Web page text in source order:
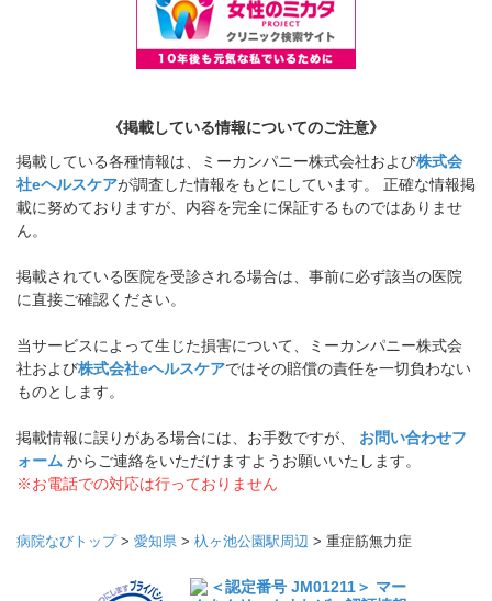
《掲載している情報についてのご注意》
掲載している各種情報は、ミーカンパニー株式会社および株式会
社eヘルスケアが調査した情報をもとにしています。 正確な情報掲
載に努めておりますが、内容を完全に保証するものではありませ
ん。
掲載されている医院を受診される場合は、事前に必ず該当の医院
に直接ご確認ください。
当サービスによって生じた損害について、ミーカンパニー株式会
社および株式会社eヘルスケアではその賠償の責任を一切負わない
ものとします。
掲載情報に誤りがある場合には、お手数ですが、 お問い合わせフ
ォーム からご連絡をいただけますようお願いいたします。
※お電話での対応は行っておりません
病院なびトップ> 愛知県 > 杁ヶ池公園駅周辺 > 重症筋無力症